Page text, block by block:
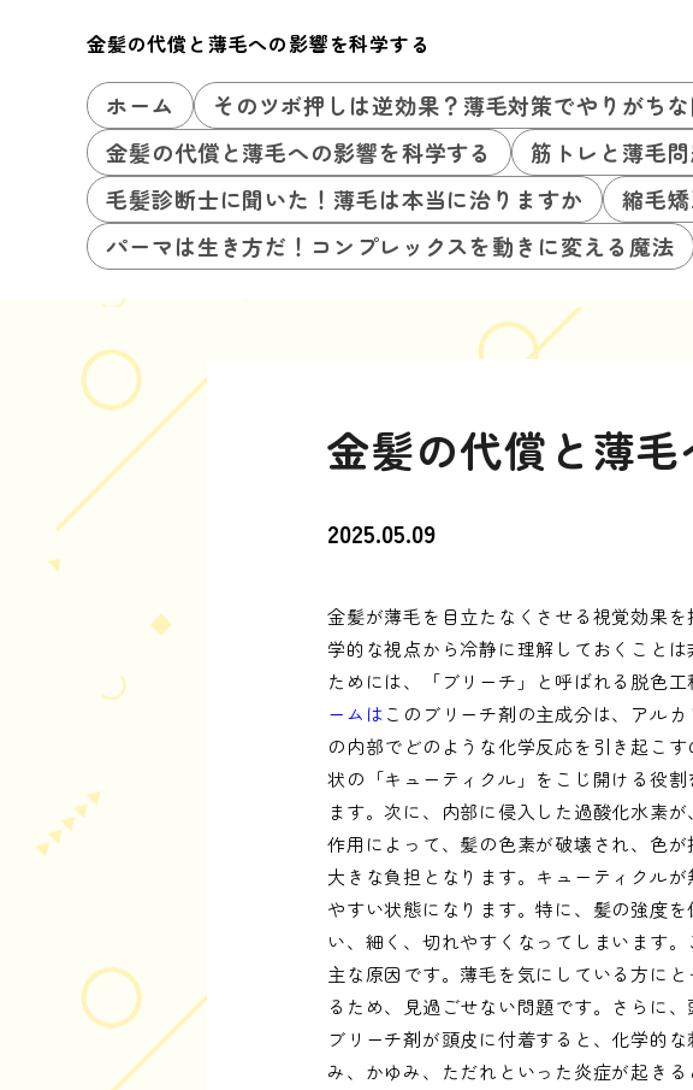
金髪の代償と薄毛への影響を科学する
ホーム そのツボ押しは逆効果？薄毛対策でやりがち
金髪の代償と薄毛への影響を科学する
筋トレと薄毛
毛髪診断士に聞いた！薄毛は本当に治りますか
縮毛
パーマは生き方だ！コンプレックスを動きに変える魔法
金髪の代償と薄
2025.05.09
金髪が薄毛を目立たなくさせる視覚効果
学的な視点から冷静に理解しておくこと
ためには、「ブリーチ」と呼ばれる脱色
ームはこのブリーチ剤の主成分は、アル
の内部でどのような化学反応を引き起こ
状の「キューティクル」をこじ開ける役
ます。次に、内部に侵入した過酸化水素
作用によって、髪の色素が破壊され、色
大きな負担となります。キューティクル
やすい状態になります。特に、髪の強度
い、細く、切れやすくなってしまいます
主な原因です。薄毛を気にしている方に
るため、見過ごせない問題です。さらに
ブリーチ剤が頭皮に付着すると、化学的
み、かゆみ、ただれといった炎症が起き